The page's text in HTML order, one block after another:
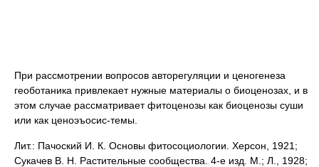
При рассмотрении вопросов авторегуляции и ценогенеза
геоботаника привлекает нужные материалы о биоценозах, и в
этом случае рассматривает фитоценозы как биоценозы суши
или как ценоэъосис-темы.
Лит.: Пачоский И. К. Основы фитосоциологии. Херсон, 1921;
Сукачев В. Н. Растительные сообщества. 4-е изд. М.; Л., 1928;